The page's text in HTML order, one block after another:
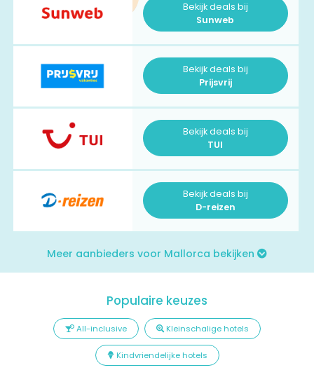
Bekijk deals bij
Sunweb
Bekijk deals bij
Prijsvrij
Bekijk deals bij
TUI
Bekijk deals bij
D-reizen
Meer aanbieders voor Mallorca bekijken
Populaire keuzes
All-inclusive Kleinschalige hotels
Kindvriendelijke hotels